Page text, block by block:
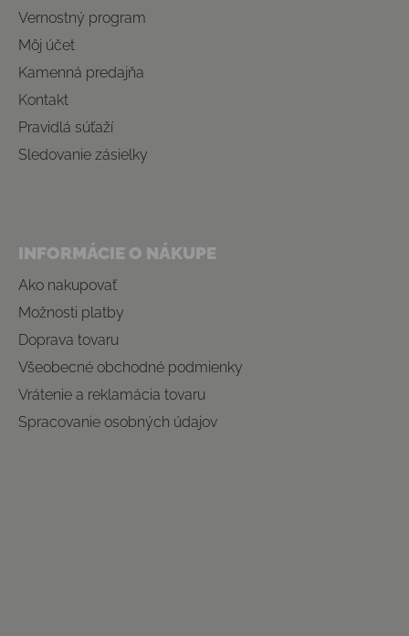
Vernostný program
Môj účet
Kamenná predajňa
Kontakt
Pravidlá súťaží
Sledovanie zásielky
INFORMÁCIE O NÁKUPE
Ako nakupovať
Možnosti platby
Doprava tovaru
Všeobecné obchodné podmienky
Vrátenie a reklamácia tovaru
Spracovanie osobných údajov